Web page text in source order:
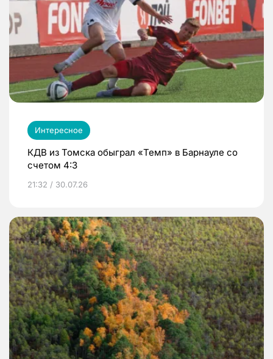
Интересное
КДВ из Томска обыграл «Темп» в Барнауле со
счетом 4:3
21:32 / 30.07.26